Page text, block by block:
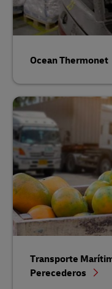
Ocean Thermonet
Transporte
Perecederos